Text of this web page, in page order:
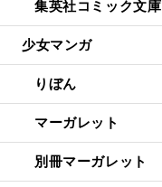
集英社コミック文庫
少女マンガ
りぼん
マーガレット
別冊マーガレット